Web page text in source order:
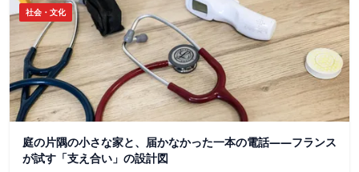
社会・文化
庭の片隅の小さな家と、届かなかった一本の電話——フランス
が試す「支え合い」の設計図